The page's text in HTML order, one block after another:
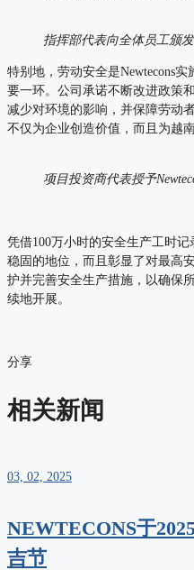
指挥部代表向全体员工颁
特别地，劳动安全是Newtecons
要一环。公司承诺不断改进政策
减少对环境的影响，并保障劳动
不仅为企业创造价值，而且为越
项目投资商代表授予
凭借100万小时的安全生产工时记
稳固的地位，而且彰显了对最高
护并完善安全生产措施，以确保
续地开展。
分享
相关新闻
03, 02, 2025
NEWTECONS于
吉节